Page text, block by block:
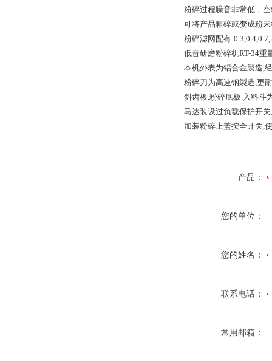
粉碎过程噪音非常低，
可将产品粗碎或变成粉
粉碎滤网配有
低音研磨粉碎机RT-34重
本机外表为铝合金製造,
粉碎刀为高速钢製造,更
斜齿板.粉碎底板.入料斗
马达装设过负载保护开
加装粉碎上盖按全开关,
产品：
您的单位：
您的姓名：
联系电话：
常用邮箱：